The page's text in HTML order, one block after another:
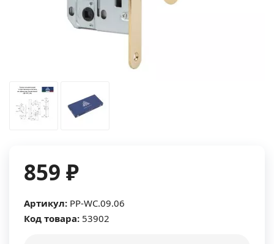
859 ₽
Артикул: PP-WC.09.06
Код товара: 53902